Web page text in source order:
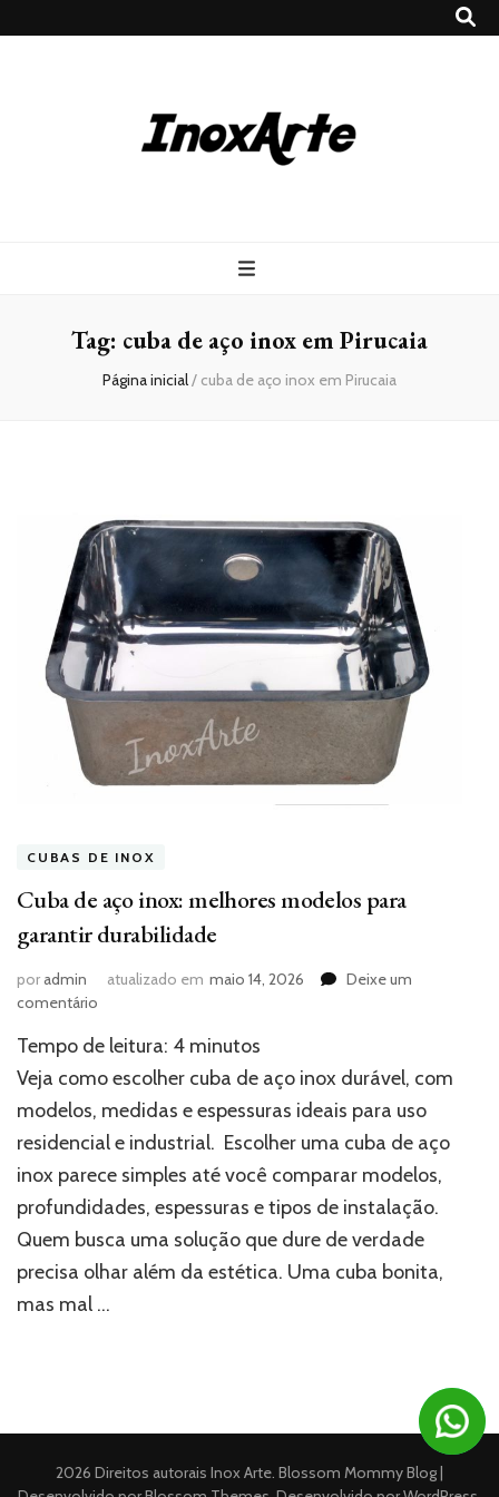
Tag: cuba de aço inox em Pirucaia
Página inicial/ cuba de aço inox em Pirucaia
CUBAS DE INOX
Cuba de aço inox: melhores modelos para
garantir durabilidade
poradmin atualizado em maio 14, 2026
Deixe um
comentário
de
aço
melhores
modelos
garantir
durabilidade
Tempo de leitura: 4 minutos
Veja como escolher cuba de aço inox durável, com
modelos, medidas e espessuras ideais para uso
residencial e industrial. Escolher uma cuba de aço
inox parece simples até você comparar modelos,
profundidades, espessuras e tipos de instalação.
Quem busca uma solução que dure de verdade
precisa olhar além da estética. Uma cuba bonita,
mas mal …
2026 Direitos autorais Inox Arte. Blossom Mommy Blog |